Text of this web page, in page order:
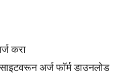
करा
अर्ज फॉर्म डाउनलोड